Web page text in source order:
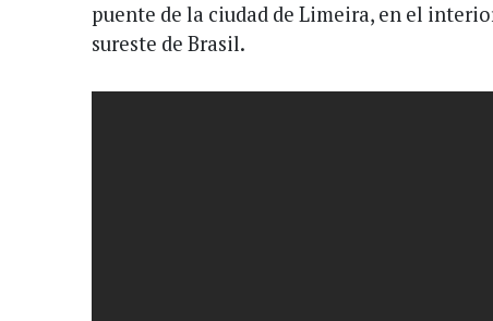
puente de la ciudad de Limeira, en el
sureste de Brasil.